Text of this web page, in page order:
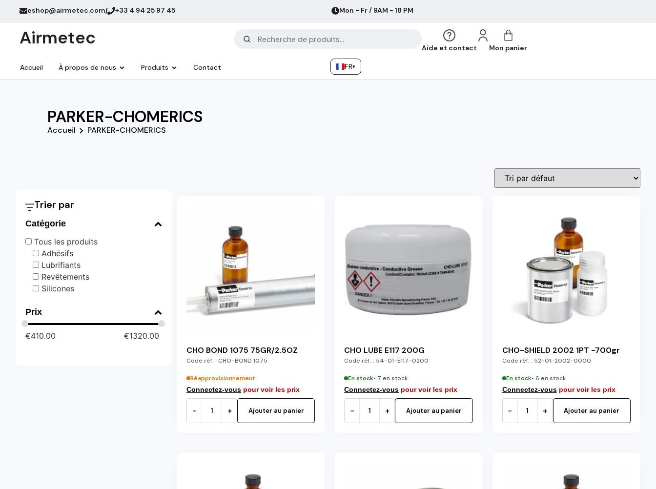
eshop@airmetec.com/ +33 4 94 25 97 45 Mon - Fr / 9AM - 18 PM
Airmetec Aide et contact Mon panier
Accueil À propos de nous Produits Contact FR▾
PARKER-CHOMERICS
Accueil PARKER-CHOMERICS
Trier par
Catégorie
Tous les produits
Adhésifs
Lubrifiants
Revêtements
Silicones
Prix
€410.00 €1320.00
CHO BOND 1075 75GR/2.5OZ
Code réf. : CHO-BOND 1075
Réapprovisionnement
Connectez-vous pour voir les prix
− + Ajouter au panier
CHO LUBE E117 200G
Code réf. : 54-01-E117-0200
En stock• 7 en stock
Connectez-vous pour voir les prix
− + Ajouter au panier
CHO-SHIELD 2002 1PT -700gr
Code réf. : 52-01-2002-0000
En stock• 6 en stock
Connectez-vouspour voir les prix
− + Ajouter au panier